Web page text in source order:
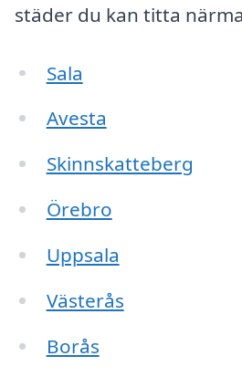
städer du kan titta
Sala
Avesta
Skinnskatteberg
Örebro
Uppsala
Västerås
Borås